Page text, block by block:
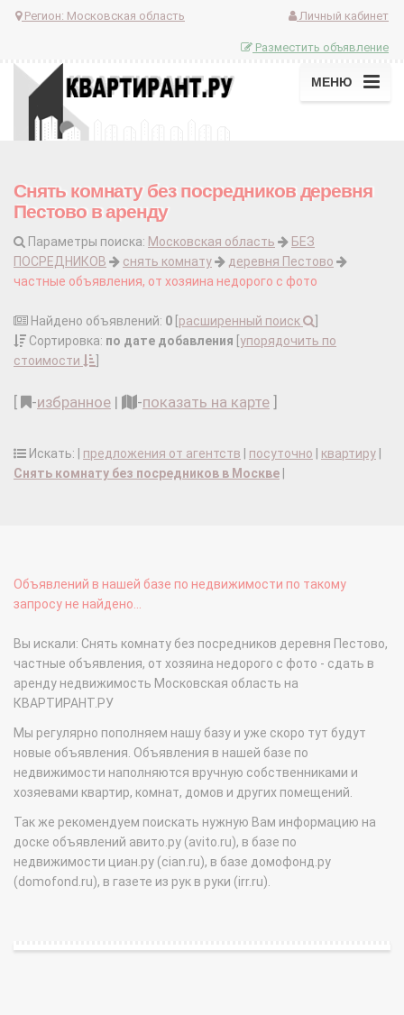
Регион: Московская область Личный кабинет
Разместить объявление
МЕНЮ
Снять комнату без посредников деревня
Пестово в аренду
Параметры поиска: Московская область
БЕЗ
ПОСРЕДНИКОВ
снять комнату
деревня Пестово
частные объявления, от хозяина недорого с фото
Найдено объявлений: 0 расширенный поиск
Сортировка: по дате добавления упорядочить по
стоимости
-избранное | -показать на карте
Искать: | предложения от агентств посуточно квартиру
Снять комнату без посредников в Москве
Объявлений в нашей базе по недвижимости по такому
запросу не найдено...
Вы искали: Снять комнату без посредников деревня Пестово,
частные объявления, от хозяина недорого с фото - сдать в
аренду недвижимость Московская область на
КВАРТИРАНТ.РУ
Мы регулярно пополняем нашу базу и уже скоро тут будут
новые объявления. Объявления в нашей базе по
недвижимости наполняются вручную собственниками и
хозяевами квартир, комнат, домов и других помещений.
Так же рекомендуем поискать нужную Вам информацию на
доске объявлений авито.ру (avito.ru), в базе по
недвижимости циан.ру (cian.ru), в базе домофонд.ру
(domofond.ru), в газете из рук в руки (irr.ru).